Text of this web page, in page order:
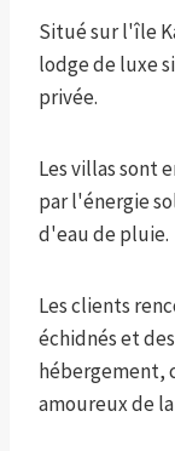
Situé sur l'île
lodge de luxe
privée.
Les villas sont
par l'énergie
d'eau de pluie.
Les clients
échidnés et
hébergement,
amoureux de